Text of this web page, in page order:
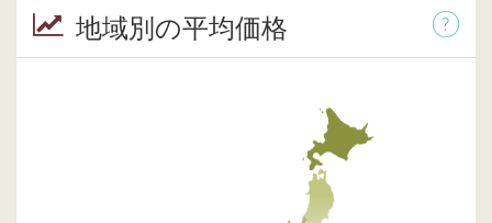
地域別の平均価格